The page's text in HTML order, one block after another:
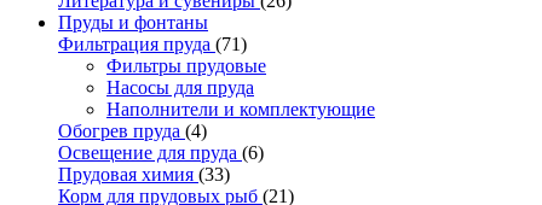
Пруды и фонтаны
Фильтрация пруда (71)
Фильтры прудовые
Насосы для пруда
Наполнители и комплектующие
Обогрев пруда (4)
Освещение для пруда (6)
Прудовая химия (33)
Корм для прудовых рыб (21)